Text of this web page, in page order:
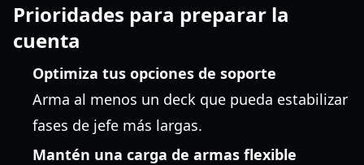
Prioridades para preparar la
cuenta
Optimiza tus opciones de soporte
Arma al menos un deck que pueda estabilizar
fases de jefe más largas.
Mantén una carga de armas flexible